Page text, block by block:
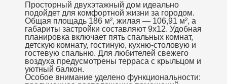
Просторный двухэтажный дом идеально
подойдет для комфортной жизни за городом.
Общая площадь 186 м², жилая — 106,91 м², а
габариты застройки составляют 9х12. Удобная
планировка включает пять спальных комнат,
детскую комнату, гостиную, кухню-столовую и
гостевую спальню. Для любителей свежего
воздуха предусмотрены терраса с крыльцом и
уютный балкон.
Особое внимание уделено функциональности: